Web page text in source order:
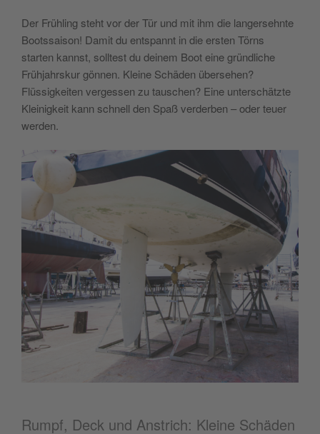
Der Frühling steht vor der Tür und mit ihm die langersehnte
Bootssaison! Damit du entspannt in die ersten Törns
starten kannst, solltest du deinem Boot eine gründliche
Frühjahrskur gönnen. Kleine Schäden übersehen?
Flüssigkeiten vergessen zu tauschen? Eine unterschätzte
Kleinigkeit kann schnell den Spaß verderben – oder teuer
werden.
Rumpf, Deck und Anstrich: Kleine Schäden